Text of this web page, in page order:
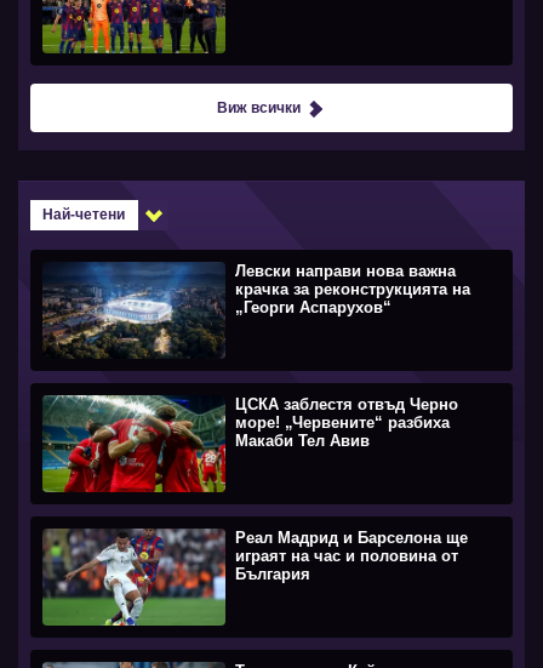
Виж всички
Най-четени
Левски направи нова важна
крачка за реконструкцията на
„Георги Аспарухов“
ЦСКА заблестя отвъд Черно
море! „Червените“ разбиха
Макаби Тел Авив
Реал Мадрид и Барселона ще
играят на час и половина от
България